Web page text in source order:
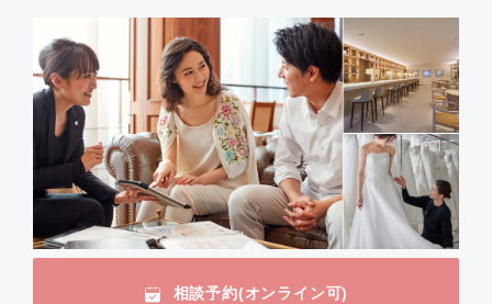
相談予約(オンライン可)